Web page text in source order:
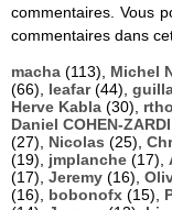
commentaires. Vous
commentaires dans
macha (113), Michel
(66), leafar(44),
Herve Kabla (30),
Daniel COHEN-ZARDI
(27), Nicolas (25),
(19), jmplanche (17),
(17), Jeremy (16),
(16), bobonofx (15),